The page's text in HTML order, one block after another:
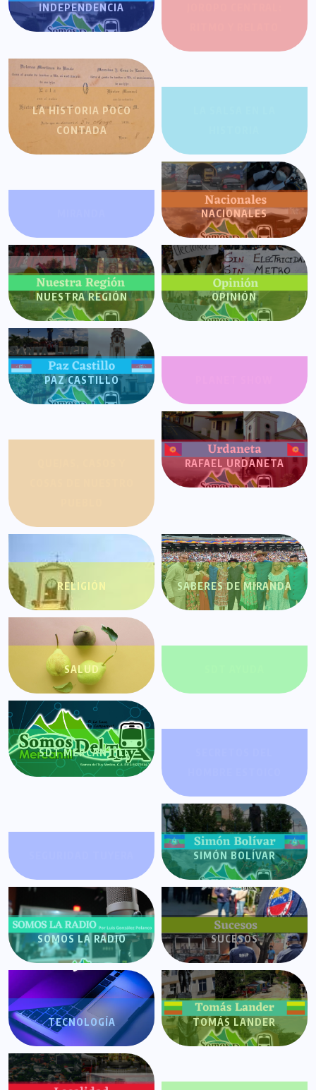
INDEPENDENCIA
LA HISTORIA POCO
CONTADA
NACIONALES
NUESTRA REGIÓN OPINIÓN
PAZ CASTILLO
RAFAEL URDANETA
RELIGIÓN SABERES DE MIRANDA
SALUD
SDT MERCANTIL
SIMÓN BOLÍVAR
SOMOS LA RADIO SUCESOS
TECNOLOGÍA TOMÁS LANDER